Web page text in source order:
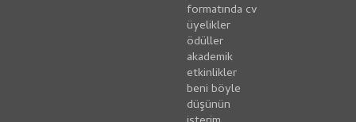
formatında cv
üyelikler
ödüller
akademik
etkinlikler
beni böyle
düşünün